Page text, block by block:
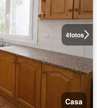
4fotos
Casa